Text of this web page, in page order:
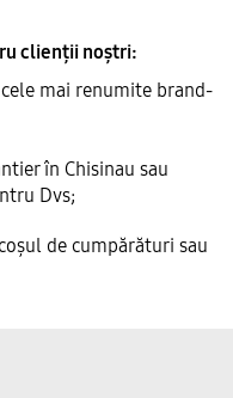
clienții noștri:
mai renumite brand-
în Chisinau sau
Dvs;
de cumpărături sau